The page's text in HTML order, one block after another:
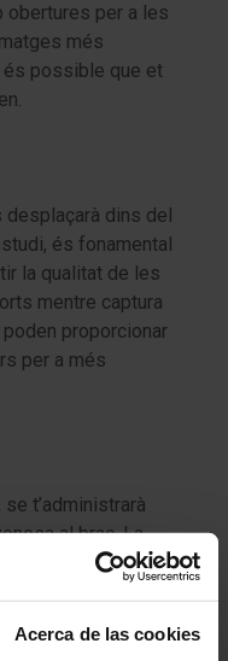
Acerca de las cookies
obertures per a les
més
és possible que et
dins del
és fonamental
la qualitat de les
mentre captura
proporcionar
per a més
t’administrarà
al braç. La
i un cop